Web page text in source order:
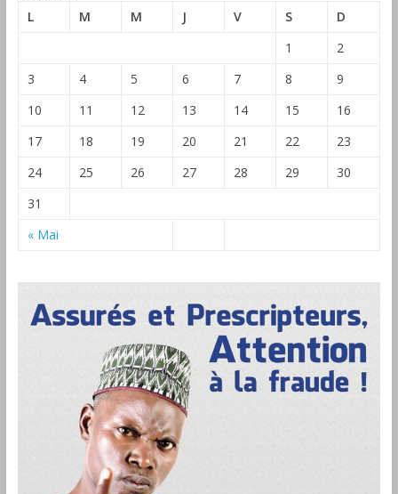
L
M M J V S D
« Mai
1
2
3
4 5 6 7 8
9
10
11 12 13 14 15
16
17
18 19 20 21 22
23
24
25 26 27 28 29
30
31